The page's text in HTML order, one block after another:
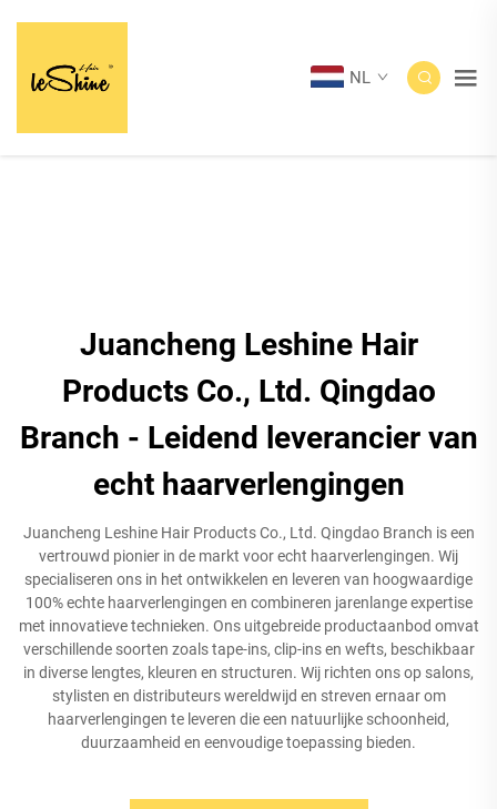
NL
Juancheng Leshine Hair
Products Co., Ltd. Qingdao
Branch - Leidend leverancier van
echt haarverlengingen
Juancheng Leshine Hair Products Co., Ltd. Qingdao Branch is een
vertrouwd pionier in de markt voor echt haarverlengingen. Wij
specialiseren ons in het ontwikkelen en leveren van hoogwaardige
100% echte haarverlengingen en combineren jarenlange expertise
met innovatieve technieken. Ons uitgebreide productaanbod omvat
verschillende soorten zoals tape-ins, clip-ins en wefts, beschikbaar
in diverse lengtes, kleuren en structuren. Wij richten ons op salons,
stylisten en distributeurs wereldwijd en streven ernaar om
haarverlengingen te leveren die een natuurlijke schoonheid,
duurzaamheid en eenvoudige toepassing bieden.